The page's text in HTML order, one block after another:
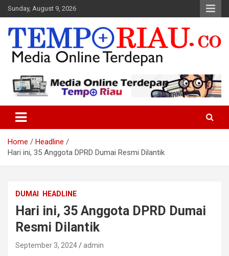
Skip
to
content
Sunday, August 9, 2026
Tempo Riau
Home
Headline
Hari ini, 35 Anggota DPRD Dumai Resmi Dilantik
DUMAI HEADLINE
Hari ini, 35 Anggota DPRD Dumai
Resmi Dilantik
September 3, 2024 admin